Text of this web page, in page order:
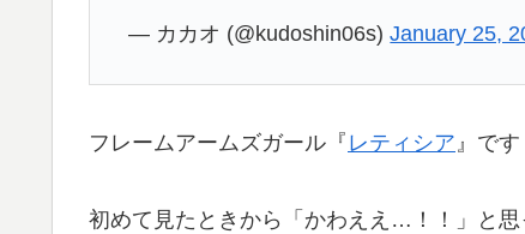
— カカオ (@kudoshin06s)January 25,
フレームアームズガール『 レティシア』です
初めて見たときから「かわええ…！！」と思